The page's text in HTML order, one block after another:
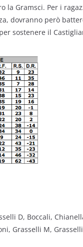
la Gramsci. Per i
dovranno però
sostenere il
D, Boccali,
Grasselli M,